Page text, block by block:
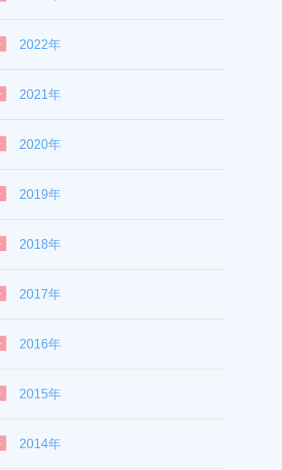
2022年
2021年
2020年
2019年
2018年
2017年
2016年
2015年
2014年